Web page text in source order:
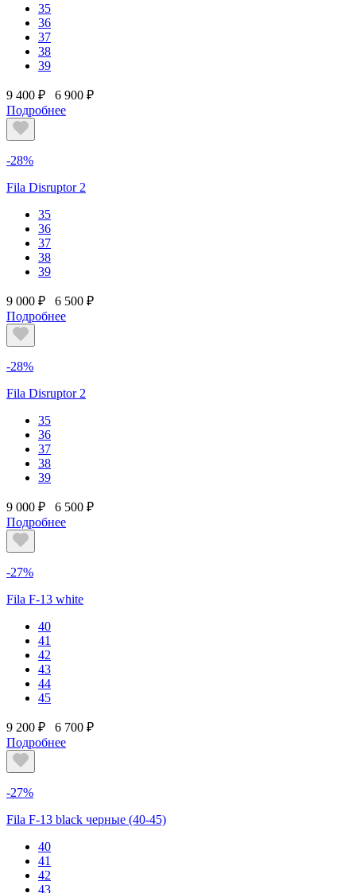
35
36
37
38
39
9 400 ₽
6 900 ₽
Подробнее
-28%
Fila Disruptor 2
35
36
37
38
39
9 000 ₽
6 500 ₽
Подробнее
-28%
Fila Disruptor 2
35
36
37
38
39
9 000 ₽
6 500 ₽
Подробнее
-27%
Fila F-13 white
40
41
42
43
44
45
9 200 ₽
6 700 ₽
Подробнее
-27%
Fila F-13 black черные (40-45)
40
41
42
43